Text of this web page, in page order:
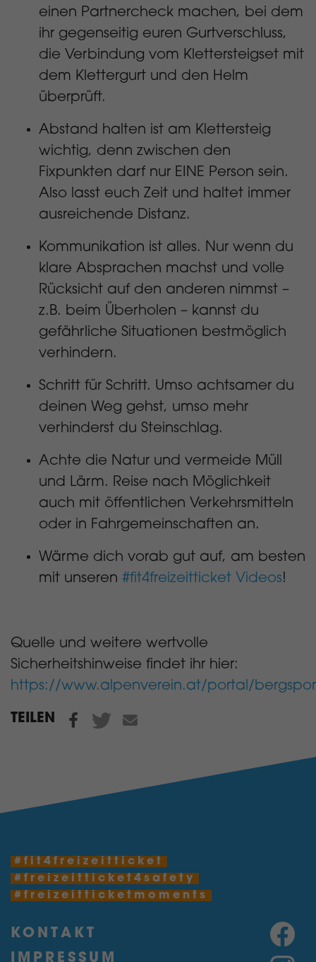
einen Partnercheck machen, bei dem
ihr gegenseitig euren Gurtverschluss,
die Verbindung vom Klettersteigset mit
dem Klettergurt und den Helm
überprüft.
Abstand halten ist am Klettersteig
wichtig, denn zwischen den
Fixpunkten darf nur EINE Person sein.
Also lasst euch Zeit und haltet immer
ausreichende Distanz.
Kommunikation ist alles. Nur wenn du
klare Absprachen machst und volle
Rücksicht auf den anderen nimmst –
z.B. beim Überholen – kannst du
gefährliche Situationen bestmöglich
verhindern.
Schritt für Schritt. Umso achtsamer du
deinen Weg gehst, umso mehr
verhinderst du Steinschlag.
Achte die Natur und vermeide Müll
und Lärm. Reise nach Möglichkeit
auch mit öffentlichen Verkehrsmitteln
oder in Fahrgemeinschaften an.
Wärme dich vorab gut auf, am besten
mit unseren #fit4freizeitticket Videos!
Quelle und weitere wertvolle
Sicherheitshinweise findet ihr hier:
https://www.alpenverein.at/portal/
TEILEN
#fit4freizeitticket
#freizeitticket4safety
#freizeitticketmoments
KONTAKT
IMPRESSUM